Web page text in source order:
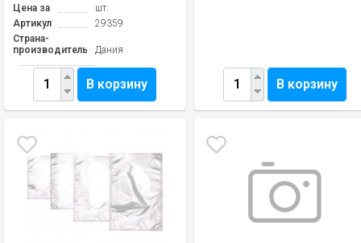
Цена за
шт.
Артикул
29359
Страна-
производитель
Дания
В корзину В корзину